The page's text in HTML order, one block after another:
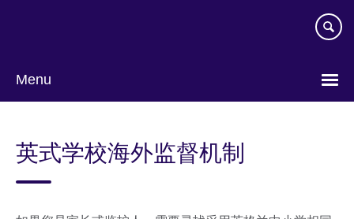
Menu
language
英式学校海外监督机制